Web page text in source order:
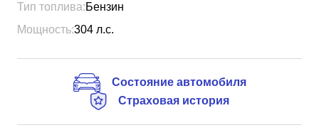
Тип топлива:Бензин
Мощность:304 л.с.
Состояние автомобиля
Страховая история